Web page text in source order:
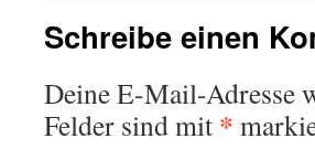
Schreibe einen
Deine E-Mail-Adresse
Felder sind mit *